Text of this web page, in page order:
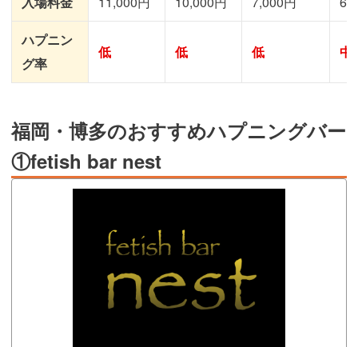
ハプニン
グ率
低 低 低 中
福岡・博多のおすすめハプニングバー
①fetish bar nest